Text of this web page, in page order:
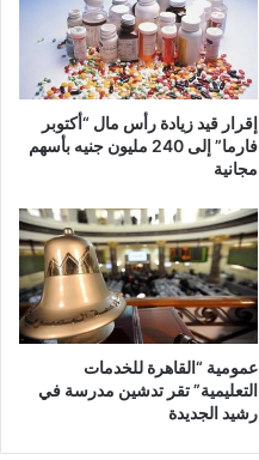
إقرار قيد زيادة رأس مال “أكتوبر
فارما” إلى 240 مليون جنيه بأسهم
مجانية
عمومية “القاهرة للخدمات
التعليمية” تقر تدشين مدرسة في
رشيد الجديدة